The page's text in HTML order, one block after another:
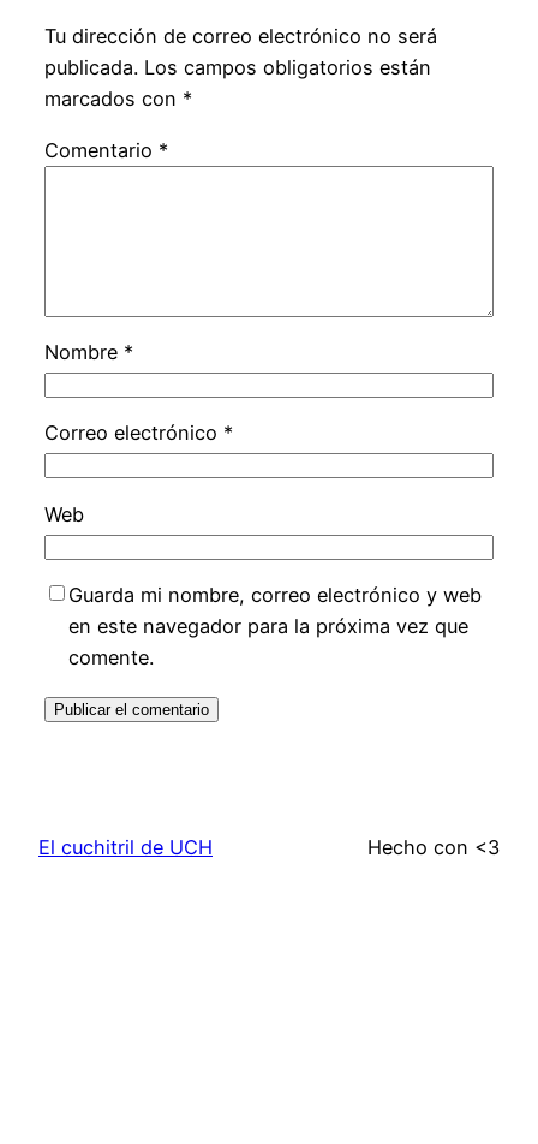
Tu dirección de correo electrónico no será
publicada. Los campos obligatorios están
marcados con *
Comentario *
Nombre *
Correo electrónico *
Web
Guarda mi nombre, correo electrónico y web
en este navegador para la próxima vez que
comente.
El cuchitril de UCH Hecho con <3